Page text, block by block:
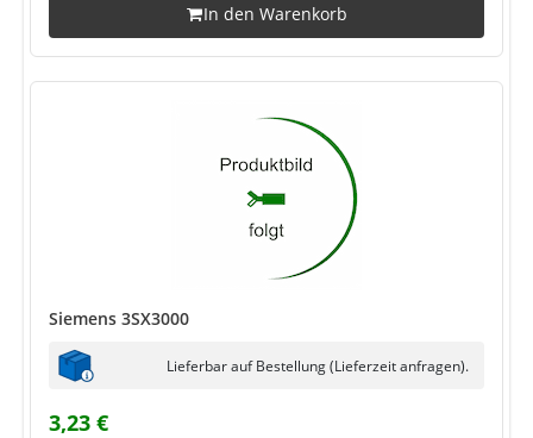
In den Warenkorb
Siemens 3SX3000
Lieferbar auf Bestellung (Lieferzeit anfragen).
3,23 €